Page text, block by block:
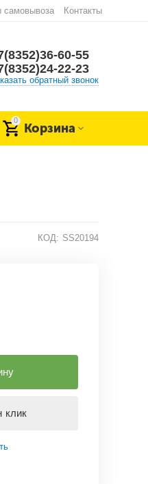
самовывоза Контакты
60-55
22-23
обратный звонок
0
Корзина
КОД: SS20194
клик